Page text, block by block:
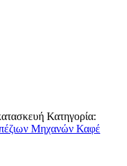
Κατηγορία:
Μηχανών Καφέ